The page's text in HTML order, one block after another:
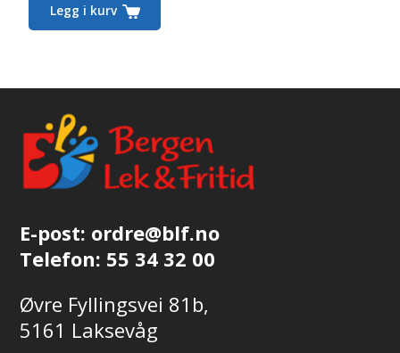
Legg i kurv
E-post: ordre@blf.no
Telefon: 55 34 32 00
Øvre Fyllingsvei 81b,
5161 Laksevåg